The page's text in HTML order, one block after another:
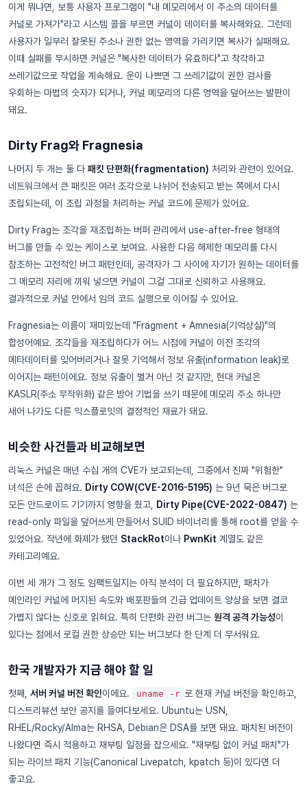
이게 뭐냐면, 보통 사용자 프로그램이 "내 메모리에서 이 주소의 데이터를
커널로 가져가"라고 시스템 콜을 부르면 커널이 데이터를 복사해와요. 그런데
사용자가 일부러 잘못된 주소나 권한 없는 영역을 가리키면 복사가 실패해요.
이때 실패를 무시하면 커널은 "복사한 데이터가 유효하다"고 착각하고
쓰레기값으로 작업을 계속해요. 운이 나쁘면 그 쓰레기값이 권한 검사를
우회하는 마법의 숫자가 되거나, 커널 메모리의 다른 영역을 덮어쓰는 발판이
돼요.
Dirty Frag와 Fragnesia
나머지 두 개는 둘 다 패킷 단편화(fragmentation) 처리와 관련이 있어요.
네트워크에서 큰 패킷은 여러 조각으로 나뉘어 전송되고 받는 쪽에서 다시
조립되는데, 이 조립 과정을 처리하는 커널 코드에 문제가 있어요.
Dirty Frag는 조각을 재조립하는 버퍼 관리에서 use-after-free 형태의
버그를 만들 수 있는 케이스로 보여요. 사용한 다음 해제한 메모리를 다시
참조하는 고전적인 버그 패턴인데, 공격자가 그 사이에 자기가 원하는 데이터를
그 메모리 자리에 끼워 넣으면 커널이 그걸 그대로 신뢰하고 사용해요.
결과적으로 커널 안에서 임의 코드 실행으로 이어질 수 있어요.
Fragnesia는 이름이 재미있는데 "Fragment + Amnesia(기억상실)"의
합성어예요. 조각들을 재조립하다가 어느 시점에 커널이 이전 조각의
메타데이터를 잊어버리거나 잘못 기억해서 정보 유출(information leak)로
이어지는 패턴이에요. 정보 유출이 별거 아닌 것 같지만, 현대 커널은
KASLR(주소 무작위화) 같은 방어 기법을 쓰기 때문에 메모리 주소 하나만
새어 나가도 다른 익스플로잇의 결정적인 재료가 돼요.
비슷한 사건들과 비교해보면
리눅스 커널은 매년 수십 개의 CVE가 보고되는데, 그중에서 진짜 "위험한"
녀석은 손에 꼽혀요. Dirty COW(CVE-2016-5195) 는 9년 묵은 버그로
모든 안드로이드 기기까지 영향을 줬고, Dirty Pipe(CVE-2022-0847) 는
read-only 파일을 덮어쓰게 만들어서 SUID 바이너리를 통해 root를 얻을 수
있었어요. 작년에 화제가 됐던 StackRot이나 PwnKit 계열도 같은
카테고리예요.
이번 세 개가 그 정도 임팩트일지는 아직 분석이 더 필요하지만, 패치가
메인라인 커널에 머지된 속도와 배포판들의 긴급 업데이트 양상을 보면 결코
가볍지 않다는 신호로 읽혀요. 특히 단편화 관련 버그는 원격 공격 가능성이
있다는 점에서 로컬 권한 상승만 되는 버그보다 한 단계 더 무서워요.
한국 개발자가 지금 해야 할 일
첫째, 서버 커널 버전 확인이에요. uname -r 로 현재 커널 버전을 확인하고,
디스트리뷰션 보안 공지를 들여다보세요. Ubuntu는 USN,
RHEL/Rocky/Alma는 RHSA, Debian은 DSA를 보면 돼요. 패치된 버전이
나왔다면 즉시 적용하고 재부팅 일정을 잡으세요. "재부팅 없이 커널 패치"가
되는 라이브 패치 기능(Canonical Livepatch, kpatch 등)이 있다면 더
좋고요.